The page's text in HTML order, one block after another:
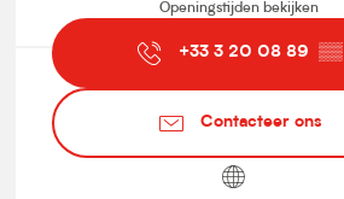
Openingstijden bekijken
+33 3 20 08 89 ▒▒
Contacteer ons